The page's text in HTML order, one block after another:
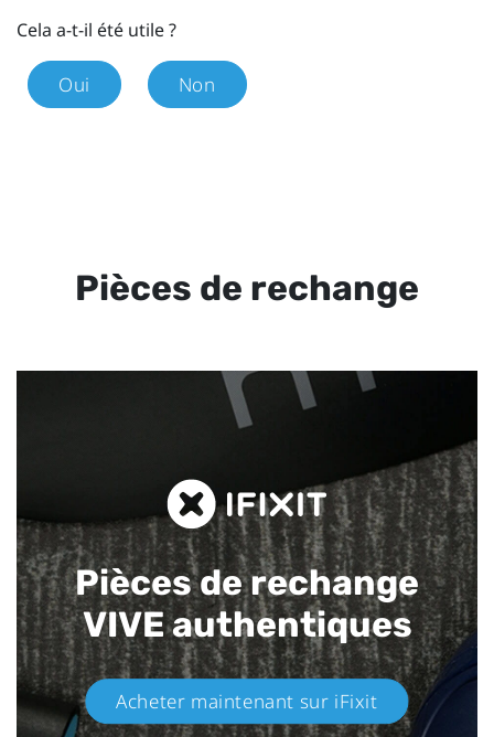
Cela a-t-il été utile ?
Oui Non
Pièces de rechange
Pièces de rechange
VIVE authentiques​
Acheter maintenant sur iFixit​